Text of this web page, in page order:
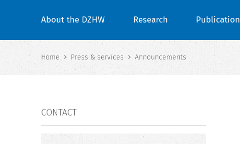
About the DZHW Research
Home Press & services Announcements
CONTACT